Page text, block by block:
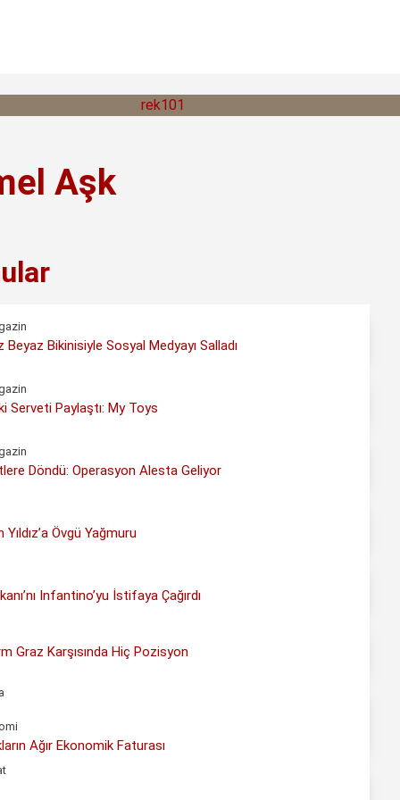
Aşk
Beyaz Bikinisiyle Sosyal Medyayı Salladı
Serveti Paylaştı: My Toys
Döndü: Operasyon Alesta Geliyor
Övgü Yağmuru
Infantino’yu İstifaya Çağırdı
Graz Karşısında Hiç Pozisyon
Ağır Ekonomik Faturası